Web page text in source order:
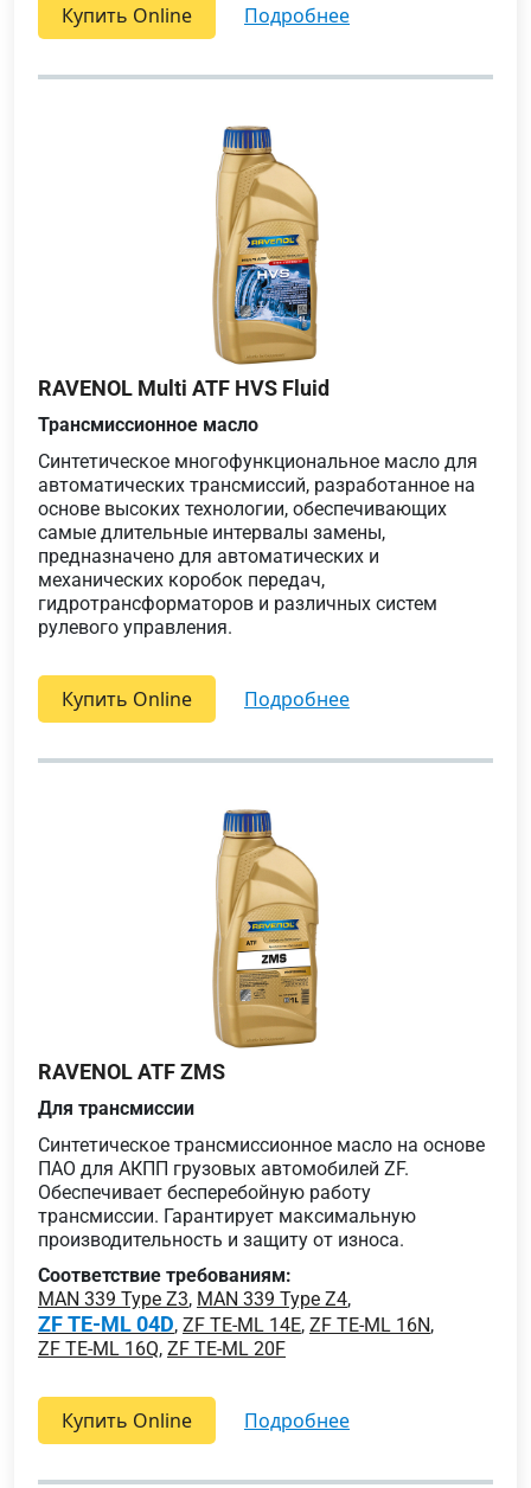
Купить Online подробнее
RAVENOL Multi ATF HVS Fluid
Трансмиссионное масло
Синтетическое многофункциональное масло для
автоматических трансмиссий, разработанное на
основе высоких технологии, обеспечивающих
самые длительные интервалы замены,
предназначено для автоматических и
механических коробок передач,
гидротрансформаторов и различных систем
рулевого управления.
Купить Online подробнее
RAVENOL ATF ZMS
Для трансмиссии
Синтетическое трансмиссионное масло на основе
ПАО для АКПП грузовых автомобилей ZF.
Обеспечивает бесперебойную работу
трансмиссии. Гарантирует максимальную
производительность и защиту от износа.
Соответствие требованиям:
MAN 339 Type Z3, MAN 339 Type Z4,
ZF TE-ML 04D, ZF TE-ML 14E, ZF TE-ML 16N,
ZF TE-ML 16Q, ZF TE-ML 20F
Купить Online подробнее